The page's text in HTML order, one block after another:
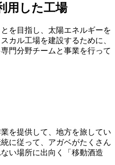
用した工場
を目指し、太陽エネルギーを
カル工場を建設するために、
門分野チームと事業を行って
を提供して、地方を旅してい
に従って、アガベがたくさん
い場所に出向く「移動酒造